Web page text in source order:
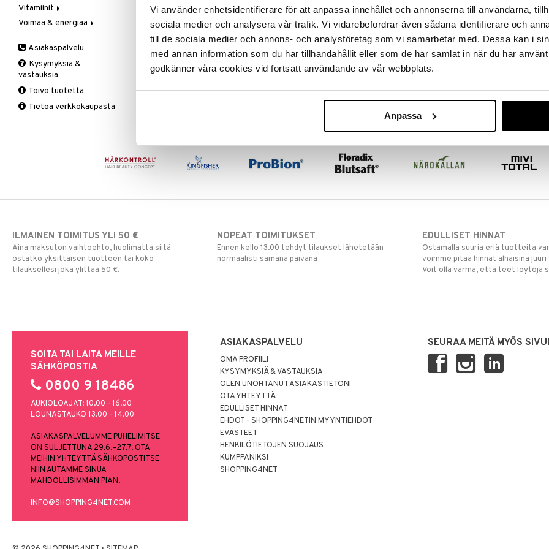
Vi använder enhetsidentifierare för att anpassa innehållet och annonserna till användarna,
sociala medier och analysera vår trafik. Vi vidarebefordrar även sådana identifierare och
till de sociala medier och annons- och analysföretag som vi samarbetar med. Dessa kan i
med annan information som du har tillhandahållit eller som de har samlat in när du har
godkänner våra cookies vid fortsatt användande av vår webbplats.
Anpassa
Verisuonia vahvistavat
Kivunlievitys
Muuta
Juomat
Kuidut
Ruuansulatus
Suolisto
C-vitamiini
Estävä & helpottava
Muut
Valkosipuli
Yskään
Vitamiinit
A, D, E & K
B-vitamiinit
C-vitamiinit
Miehet
Multimineraalit
Voimaa & energiaa
Muut
Q-10
Schizandra
Suorituskyky
Asiakaspalvelu
Kysymyksiä &
vastauksia
Toivo tuotetta
Tietoa verkkokaupasta
ILMAINEN TOIMITUS YLI 50 €
Aina maksuton vaihtoehto, huolimatta siitä
ostatko yksittäisen tuotteen tai koko
tilauksellesi joka ylittää 50 €.
NOPEAT TOIMITUKSET
Ennen kello 13.00 tehdyt tilaukset lähetetään
normaalisti samana päivänä
EDULLISET HINNAT
Ostamalla suuria eriä tuotteita
voimme pitää hinnat alhaisina
Voit olla varma, että teet löytöjä
SOITA TAI LAITA MEILLE
SÄHKÖPOSTIA
0800 9 18486
AUKIOLOAJAT: 10.00 - 16.00
LOUNASTAUKO 13.00 - 14.00
ASIAKASPALVELUMME PUHELIMITSE
ON SULJETTUNA 29.6.–27.7. OTA
MEIHIN YHTEYTTÄ SÄHKÖPOSTITSE
NIIN AUTAMME SINUA
MAHDOLLISIMMAN PIAN.
INFO@SHOPPING4NET.COM
ASIAKASPALVELU
OMA PROFIILI
KYSYMYKSIÄ & VASTAUKSIA
OLEN UNOHTANUT ASIAKASTIETONI
OTA YHTEYTTÄ
EDULLISET HINNAT
EHDOT - SHOPPING4NETIN MYYNTIEHDOT
EVÄSTEET
HENKILÖTIETOJEN SUOJAUS
KUMPPANIKSI
SHOPPING4NET
SEURAA MEITÄ MYÖS